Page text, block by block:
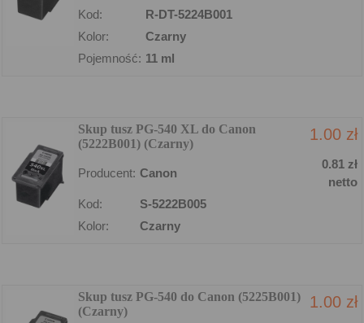
Kod:
R-DT-5224B001
Kolor:
Czarny
Pojemność: 11 ml
Skup tusz PG-540 XL do Canon
(5222B001) (Czarny)
1.00 zł
Producent: Canon
0.81 zł
netto
Kod:
S-5222B005
Kolor:
Czarny
Skup tusz PG-540 do Canon (5225B001)
(Czarny)
1.00 zł